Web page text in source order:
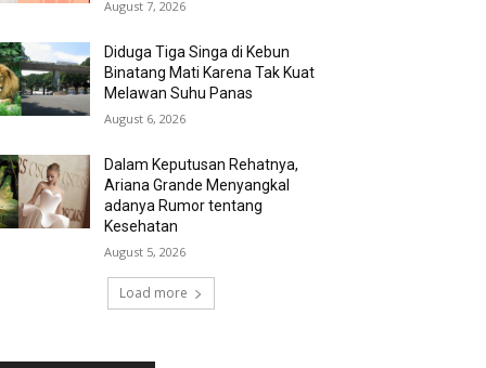
August 7, 2026
Diduga Tiga Singa di Kebun
Binatang Mati Karena Tak Kuat
Melawan Suhu Panas
August 6, 2026
Dalam Keputusan Rehatnya,
Ariana Grande Menyangkal
adanya Rumor tentang
Kesehatan
August 5, 2026
Load more